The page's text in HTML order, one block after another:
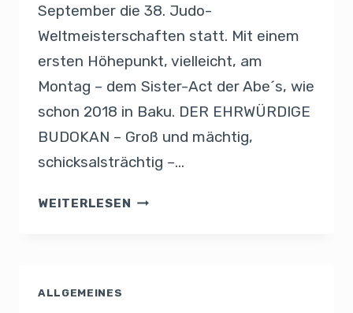
September die 38. Judo-
Weltmeisterschaften statt. Mit einem
ersten Höhepunkt, vielleicht, am
Montag – dem Sister-Act der Abe´s, wie
schon 2018 in Baku. DER EHRWÜRDIGE
BUDOKAN – Groß und mächtig,
schicksalsträchtig –…
WEITERLESEN
ALLGEMEINES